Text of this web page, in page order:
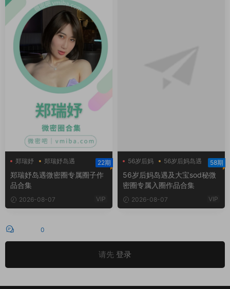
郑瑞妤
郑瑞妤岛遇
郑瑞妤微博
22期
郑瑞妤岛遇微密圈专属圈子作
品合集
2026-08-07 VIP
56岁后妈
56岁后妈岛遇
大宝sod秘
58期
56岁后妈岛遇及大宝sod秘微
密圈专属入圈作品合集
2026-08-07 VIP
0
请先 登录